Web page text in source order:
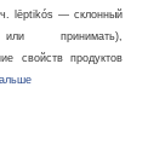
lēptikós — склонный
принимать),
свойств продуктов